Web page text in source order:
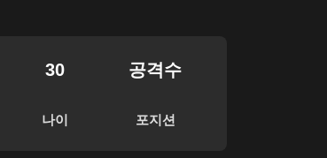
30
나이
공격수
포지션